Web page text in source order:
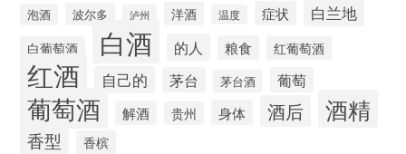
泡酒 波尔多 泸州 洋酒 温度 症状 白兰地
白葡萄酒 白酒 的人 粮食 红葡萄酒
红酒 自己的 茅台 茅台酒 葡萄
葡萄酒 解酒 贵州 身体 酒后 酒精
香型 香槟